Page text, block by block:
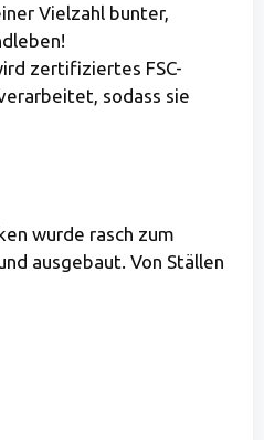
Vielzahl bunter,
zertifiziertes FSC-
sodass sie
wurde rasch zum
ausgebaut. Von Ställen